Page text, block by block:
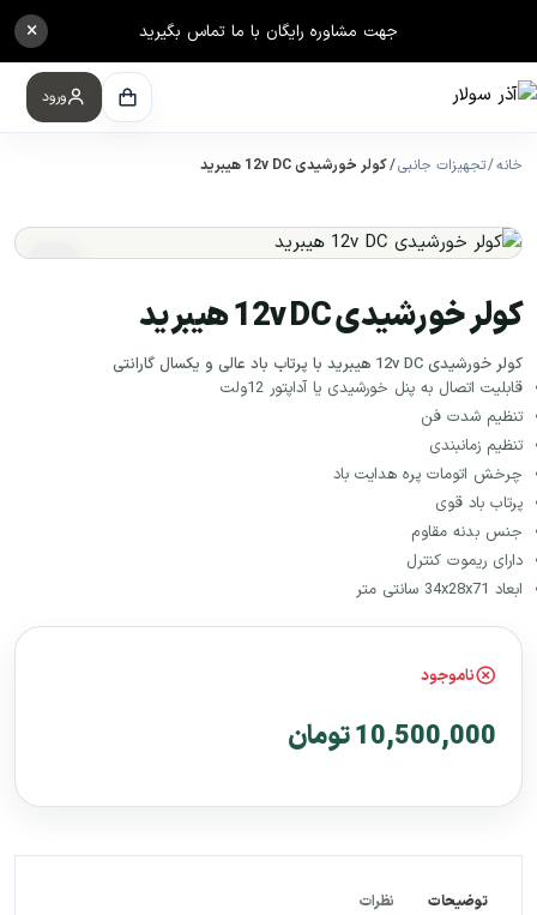
جهت مشاوره رایگان با ما تماس بگیرید ×
ورود
خانه تجهیزات جانبی کولر خورشیدی 12v DC هیبرید
کولر خورشیدی 12v DC هیبرید
کولر خورشیدی 12v DC هیبرید با پرتاب باد عالی و یکسال گارانتی
قابلیت اتصال به پنل خورشیدی یا آداپتور 12ولت
تنظیم شدت فن
تنظیم زمانبندی
چرخش اتومات پره هدایت باد
پرتاب باد قوی
جنس بدنه مقاوم
دارای ریموت کنترل
ابعاد 34x28x71 سانتی متر
ناموجود
10,500,000 تومان
توضیحات نظرات